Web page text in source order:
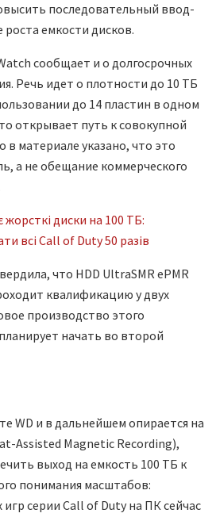
последовательный ввод-
емкости дисков.
сообщает и о долгосрочных
Речь идет о плотности до 10 ТБ
до 14 пластин в одном
открывает путь к совокупной
в материале указано, что это
а не обещание коммерческого
что HDD UltraSMR ePMR
квалификацию у двух
производство этого
начать во второй
WD и в дальнейшем опирается на
Assisted Magnetic Recording),
выход на емкость 100 ТБ к
понимания масштабов:
серии Call of Duty на ПК сейчас